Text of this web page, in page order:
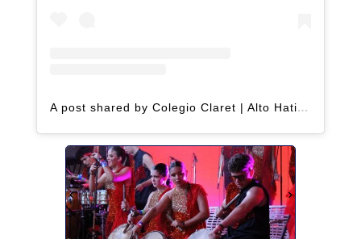
A post shared by Colegio Claret | Alto Hatillo (@clarethatillo)